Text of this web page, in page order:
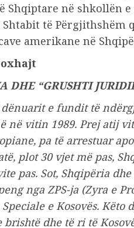
Shqiptare në shkollën
të Përgjithshëm
amerikane në
DHE “GRUSHTI
e fundit të
në vitin 1989. Prej atij
pa të arrestuar
plot 30 vjet më pas,
pas. Sot, Shqipëria
nga ZPS-ja (Zyra e
e Kosovës. Këto
dhe të ri të